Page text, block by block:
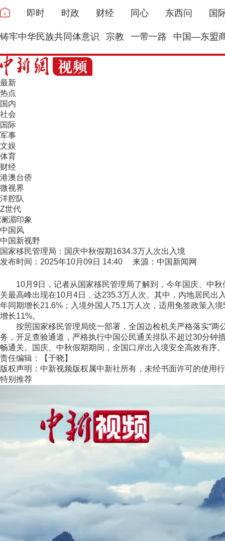
即时 时政 财经 同心 东西问 国
铸牢中华民族共同体意识 宗教 一带一路 中国—东盟
最新
热点
国内
社会
国际
军事
文娱
体育
财经
港澳台侨
微视界
洋腔队
Z世代
澜湄印象
中国风
中国新视野
国家移民管理局：国庆中秋假期1634.3万人次出入境
发布时间：2025年10月09日 14:40 来源：中国新闻网
10月9日，记者从国家移民管理局了解到，今年国庆、中秋
关最高峰出现在10月4日，达235.3万人次。其中，内地居民
年同期增长21.6%；入境外国人75.1万人次，适用免签政策入
增长11%。
按照国家移民管理局统一部署，全国边检机关严格落实“两
务，开足查验通道，严格执行中国公民通关排队不超过30分钟
畅通关。国庆、中秋假期期间，全国口岸出入境安全高效有序
责任编辑：【于晓】
版权声明：中新视频版权属中新社所有，未经书面许可的使用
特别推荐